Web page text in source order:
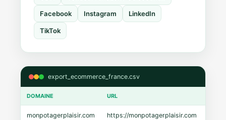
Facebook Instagram LinkedIn
TikTok
export_ecommerce_france.csv
DOMAINE URL
monpotagerplaisir.com https://monpotagerplaisir.com